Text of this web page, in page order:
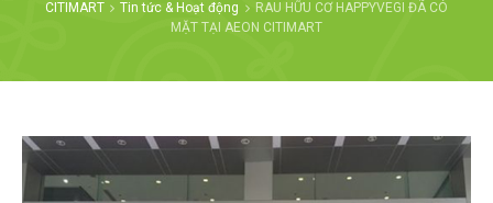
CITIMART
Tin tức & Hoạt động
RAU HỮU CƠ HAPPYVEGI ĐÃ CÓ
MẶT TẠI AEON CITIMART